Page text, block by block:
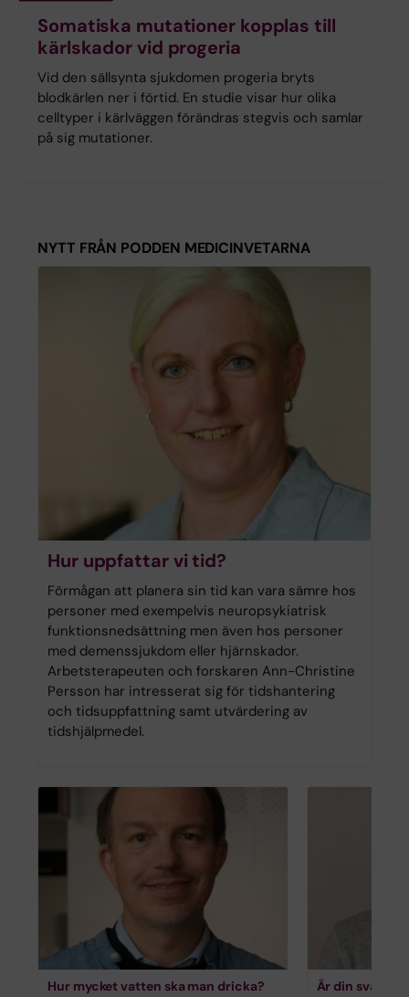
Somatiska mutationer kopplas till
kärlskador vid progeria
Vid den sällsynta sjukdomen progeria bryts
blodkärlen ner i förtid. En studie visar hur olika
celltyper i kärlväggen förändras stegvis och samlar
på sig mutationer.
NYTT FRÅN PODDEN MEDICINVETARNA
Hur uppfattar vi tid?
Förmågan att planera sin tid kan vara sämre hos
personer med exempelvis neuropsykiatrisk
funktionsnedsättning men även hos personer
med demenssjukdom eller hjärnskador.
Arbetsterapeuten och forskaren Ann-Christine
Persson har intresserat sig för tidshantering
och tidsuppfattning samt utvärdering av
tidshjälpmedel.
Hur mycket vatten ska man dricka? Är din